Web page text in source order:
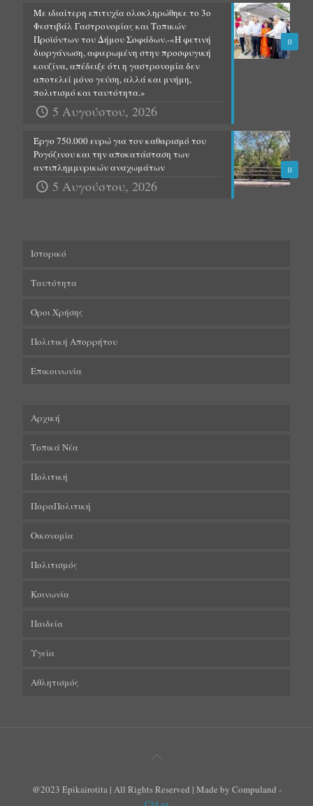
0
Με ιδιαίτερη επιτυχία ολοκληρώθηκε το 3ο
Φεστιβάλ Γαστρονομίας και Τοπικών
Προϊόντων του Δήμου Σοφάδων.-«Η φετινή
διοργάνωση, αφιερωμένη στην προσφυγική
κουζίνα, απέδειξε ότι η γαστρονομία δεν
αποτελεί μόνο γεύση, αλλά και μνήμη,
πολιτισμό και ταυτότητα.»
5 Αυγούστου, 2026
0
Έργο 750.000 ευρώ για τον καθαρισμό του
Ρογόζινου και την αποκατάσταση των
αντιπλημμυρικών αναχωμάτων
5 Αυγούστου, 2026
Ιστορικό
Ταυτότητα
Όροι Χρήσης
Πολιτική Απορρήτου
Επικοινωνία
Αρχική
Τοπικά Νέα
Πολιτική
ΠαραΠολιτική
Οικονομία
Πολιτισμός
Κοινωνία
Παιδεία
Υγεία
Αθλητισμός
@2023 Epikairotita | All Rights Reserved | Made by Compuland -